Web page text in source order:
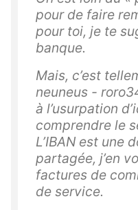
pour de faire
pour toi, je te
banque.
Mais, c’est
neuneus -
à l’usurpation
comprendre le
L’IBAN est une
partagée, j’en
factures de
de service.